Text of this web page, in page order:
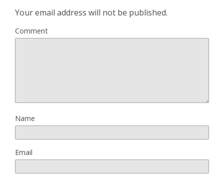
Your email address will not be published.
Comment
Name
Email